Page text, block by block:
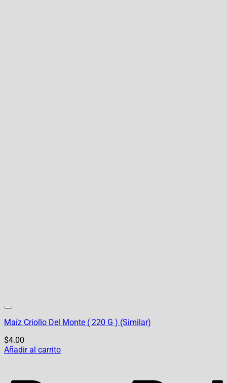
Maíz Criollo Del Monte ( 220 G ) (Similar)
$4.00
Añadir al carrito